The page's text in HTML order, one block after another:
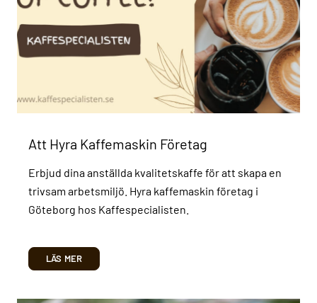
Att Hyra Kaffemaskin Företag
Erbjud dina anställda kvalitetskaffe för att skapa en
trivsam arbetsmiljö. Hyra kaffemaskin företag i
Göteborg hos Kaffespecialisten.
LÄS MER